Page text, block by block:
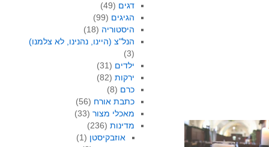
דגים (49)
הגיגים (99)
היסטוריה (18)
הנל"צ (היינו, נהנינו, לא צלמנו)
(3)
ילדים (31)
ירקות(82)
כרם (8)
כתבת אורח (56)
מאכלי מצור(33)
מדינות(236)
אוזבקיסטן (1)